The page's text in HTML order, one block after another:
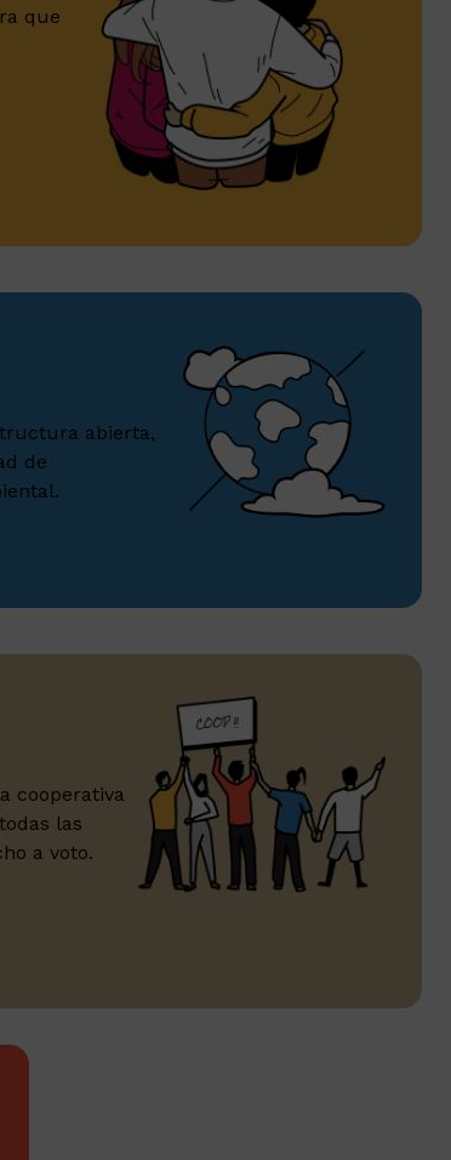
que
abierta,
de
cooperativa
las
a voto.